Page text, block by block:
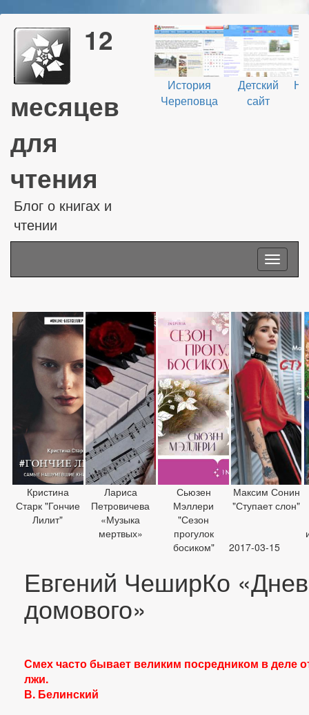
12
месяцев
для
чтения
Блог о книгах и
чтении
История
Череповца
Детский
сайт
Toggle
Кристина
Старк "Гончие
Лилит"
Лариса
Петровичева
«Музыка
мертвых»
Сьюзен
Мэллери
"Сезон
прогулок
босиком"
Максим Сонин
"Ступает слон"
2017-03-15
Евгений ЧеширКо
домового»
Смех часто бывает великим посредником в деле
лжи.
В. Белинский